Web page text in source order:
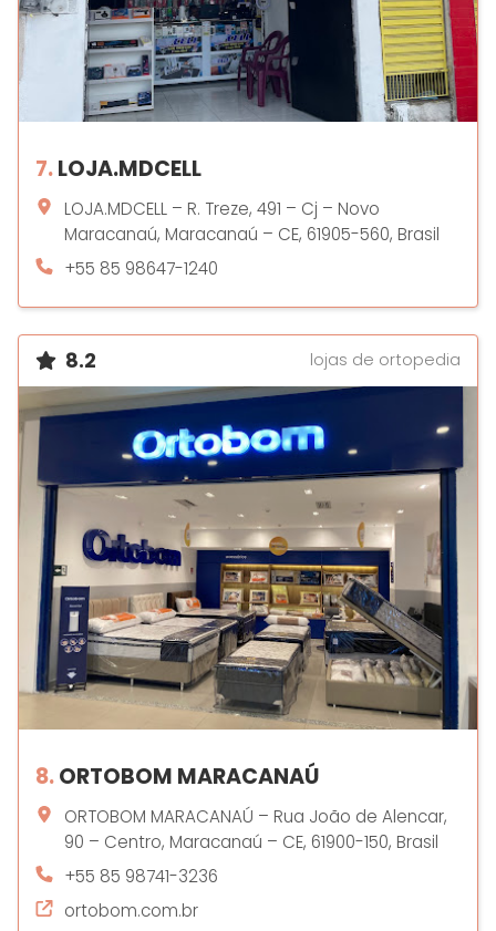
7.LOJA.MDCELL
LOJA.MDCELL – R. Treze, 491 – Cj – Novo
Maracanaú, Maracanaú – CE, 61905-560, Brasil
+55 85 98647-1240
8.2 lojas de ortopedia
8.ORTOBOM MARACANAÚ
ORTOBOM MARACANAÚ – Rua João de Alencar,
90 – Centro, Maracanaú – CE, 61900-150, Brasil
+55 85 98741-3236
ortobom.com.br